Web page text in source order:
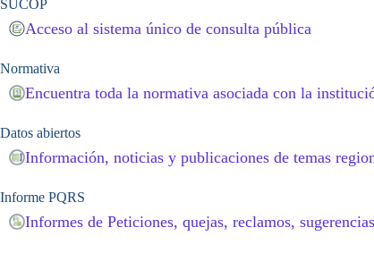
SUCOP
Acceso al sistema único de consulta pública
Normativa
Encuentra toda la normativa asociada con la
Datos abiertos
Información, noticias y publicaciones de temas
Informe PQRS
Informes de Peticiones, quejas, reclamos, sugerencias